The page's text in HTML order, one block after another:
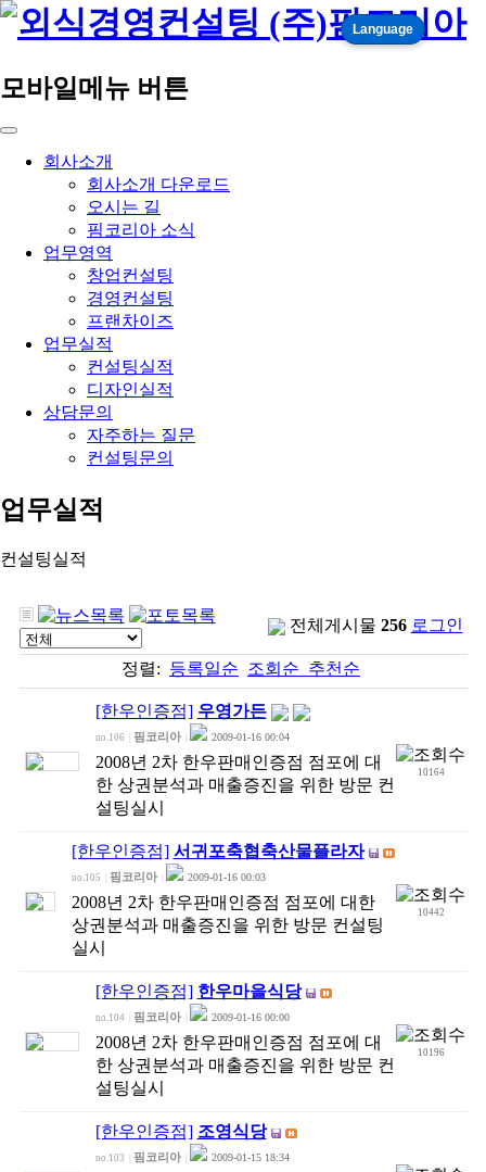
Language
모바일메뉴 버튼
회사소개
회사소개 다운로드
오시는 길
핌코리아 소식
업무영역
창업컨설팅
경영컨설팅
프랜차이즈
업무실적
컨설팅실적
디자인실적
상담문의
자주하는 질문
컨설팅문의
업무실적
컨설팅실적
전체게시물 256 로그인
정렬: 등록일순 조회순 추천순
[한우인증점] 우영가든
no.106 핌코리아 2009-01-16 00:04
2008년 2차 한우판매인증점 점포에 대
한 상권분석과 매출증진을 위한 방문 컨
설팅실시
10164
[한우인증점] 서귀포축협축산물플라자
no.105 핌코리아 2009-01-16 00:03
2008년 2차 한우판매인증점 점포에 대한
상권분석과 매출증진을 위한 방문 컨설팅
실시
10442
[한우인증점] 한우마을식당
no.104 핌코리아 2009-01-16 00:00
2008년 2차 한우판매인증점 점포에 대
한 상권분석과 매출증진을 위한 방문 컨
설팅실시
10196
[한우인증점] 조영식당
no.103 핌코리아 2009-01-15 18:34